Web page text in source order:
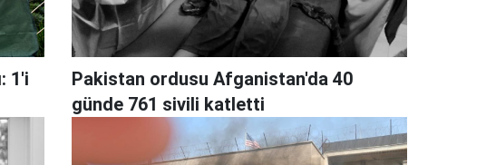
1'i
Pakistan ordusu Afganistan'da 40
günde 761 sivili katletti